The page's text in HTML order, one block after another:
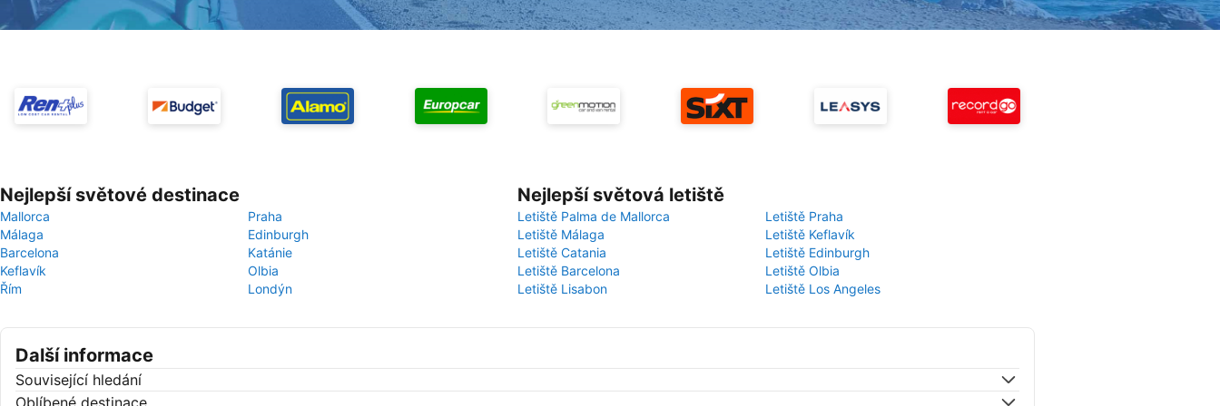
Nejlepší světové destinace
Mallorca
Praha
Málaga
Edinburgh
Barcelona
Katánie
Keflavík
Olbia
Řím
Londýn
Nejlepší světová letiště
Letiště Palma de Mallorca
Letiště Praha
Letiště Málaga
Letiště Keflavík
Letiště Catania
Letiště Edinburgh
Letiště Barcelona
Letiště Olbia
Letiště Lisabon
Letiště Los Angeles
Další informace
Související hledání
Oblíbené destinace